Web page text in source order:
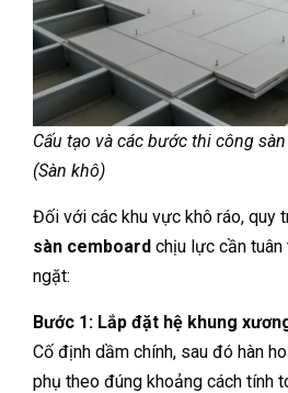
Cấu tạo và các bước thi công
(Sàn khô)
Đối với các khu vực khô ráo, quy
sàn cemboard chịu lực cần
ngặt:
Bước 1: Lắp đặt hệ khung
Cố định dầm chính, sau đó hàn
phụ theo đúng khoảng cách tính